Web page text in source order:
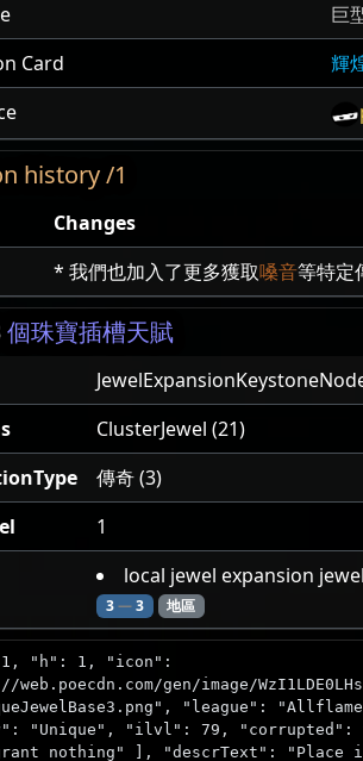
巨
Card
輝
history /1
Changes
* 我們也加入了更多獲取嗓音等特定
個珠寶插槽天賦
ClusterJewel (21)
傳奇 (3)
1
local jewel expansion
3—3 地區
"h": 1, "icon":
gen/image/
"league":
"Unique", "ilvl": 79, "corrupted":
nothing" ], "descrText": "Place